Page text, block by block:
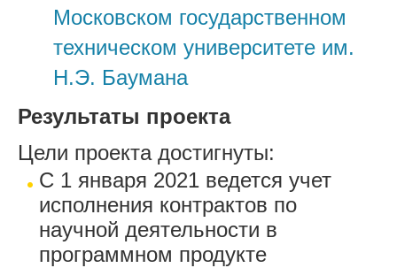
Московском государственном
техническом университете им.
Н.Э. Баумана
Результаты проекта
Цели проекта достигнуты:
С 1 января 2021 ведется учет
исполнения контрактов по
научной деятельности в
программном продукте